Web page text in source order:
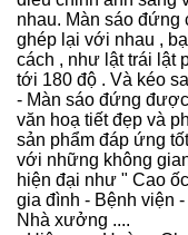
nhau. Màn sáo đứng
ghép lại với nhau ,
cách , như lật trái lật
tới 180 độ . Và kéo
- Màn sáo đứng
văn hoạ tiết đẹp và
sản phẩm đáp ứng
với những không
hiện đại như " Cao
gia đình - Bệnh viện
Nhà xưởng ....